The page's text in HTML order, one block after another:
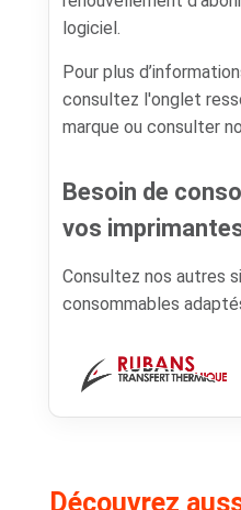
logiciel.
Pour plus
consultez l'onglet
marque ou consulter
Besoin de
vos
Consultez nos autres
consommables
Découvrez